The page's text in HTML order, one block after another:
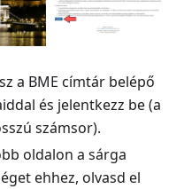
a BME címtár belépő
és jelentkezz be (a
számsor).
oldalon a sárga
ehhez, olvasd el